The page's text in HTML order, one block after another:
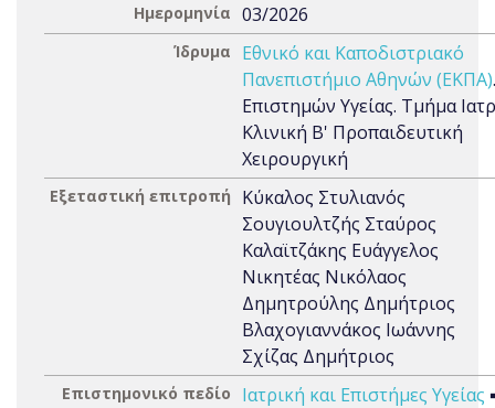
Ημερομηνία 03/2026
Ίδρυμα
Εθνικό και Καποδιστριακό
Πανεπιστήμιο Αθηνών (ΕΚΠΑ)
Επιστημών Υγείας. Τμήμα
Κλινική Β' Προπαιδευτική
Χειρουργική
Εξεταστική επιτροπή
Κύκαλος Στυλιανός
Σουγιουλτζής Σταύρος
Καλαϊτζάκης Ευάγγελος
Νικητέας Νικόλαος
Δημητρούλης Δημήτριος
Βλαχογιαννάκος Ιωάννης
Σχίζας Δημήτριος
Επιστημονικό πεδίο Ιατρική και Επιστήμες Υγείας